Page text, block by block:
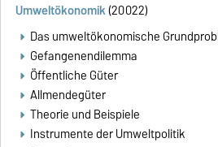
Umweltökonomik(20022)
Das umweltökonomische
Gefangenendilemma
Öffentliche Güter
Allmendegüter
Theorie und Beispiele
Instrumente der Umweltpolitik